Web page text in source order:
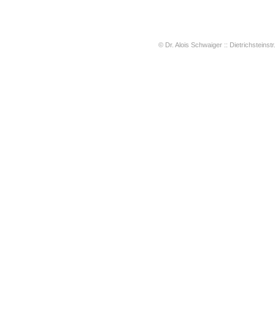
© Dr. Alois Schwaiger ::